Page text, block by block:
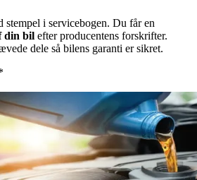
stempel i servicebogen. Du får en
din bil efter producentens forskrifter.
dele så bilens garanti er sikret.